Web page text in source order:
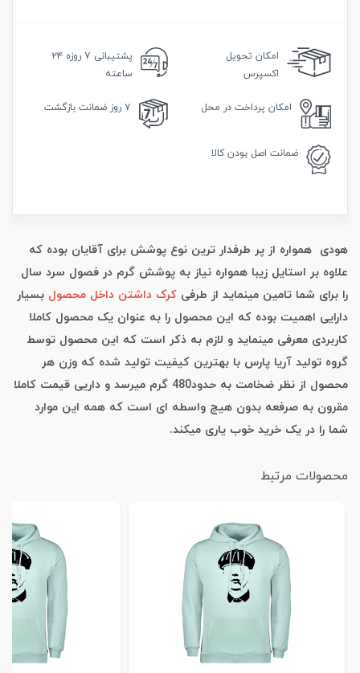
امکان تحویل
اکسپرس
پشتیبانی
۷ روزه ۲۴
ساعته
امکان پرداخت در محل ۷ روز ضمانت بازگشت
ضمانت اصل بودن کالا
هودی همواره از پر طرفدار ترین نوع پوشش برای آقایان بوده که
علاوه بر استایل زیبا همواره نیاز به پوشش گرم در فصول سرد سال
را برای شما تامین مینماید از طرفی کرک داشتن داخل محصول بسیار
دارایی اهمیت بوده که این محصول را به عنوان یک محصول کاملا
کاربردی معرفی مینماید و لازم به ذکر است که این محصول توسط
گروه تولید آریا پارس با بهترین کیفیت تولید شده که وزن هر
محصول از نظر ضخامت به حدود480 گرم میرسد و داریی قیمت کاملا
مقرون به صرفعه بدون هیچ واسطه ای است که همه این موارد
شما را در یک خرید خوب یاری میکند.
محصولات مرتبط